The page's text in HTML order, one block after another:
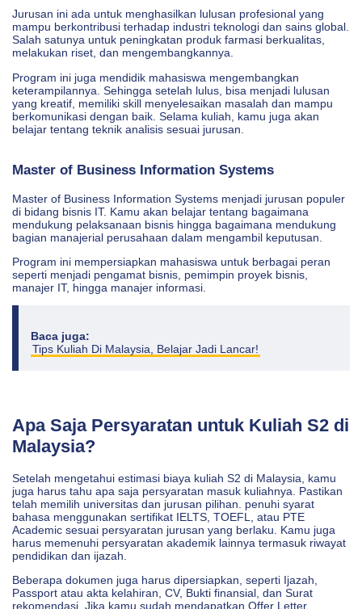
Jurusan ini ada untuk menghasilkan lulusan profesional yang
mampu berkontribusi terhadap industri teknologi dan sains global.
Salah satunya untuk peningkatan produk farmasi berkualitas,
melakukan riset, dan mengembangkannya.
Program ini juga mendidik mahasiswa mengembangkan
keterampilannya. Sehingga setelah lulus, bisa menjadi lulusan
yang kreatif, memiliki skill menyelesaikan masalah dan mampu
berkomunikasi dengan baik. Selama kuliah, kamu juga akan
belajar tentang teknik analisis sesuai jurusan.
Master of Business Information Systems
Master of Business Information Systems menjadi jurusan populer
di bidang bisnis IT. Kamu akan belajar tentang bagaimana
mendukung pelaksanaan bisnis hingga bagaimana mendukung
bagian manajerial perusahaan dalam mengambil keputusan.
Program ini mempersiapkan mahasiswa untuk berbagai peran
seperti menjadi pengamat bisnis, pemimpin proyek bisnis,
manajer IT, hingga manajer informasi.
Baca juga:
Tips Kuliah Di Malaysia, Belajar Jadi Lancar!
Apa Saja Persyaratan untuk Kuliah S2 di
Malaysia?
Setelah mengetahui estimasi biaya kuliah S2 di Malaysia, kamu
juga harus tahu apa saja persyaratan masuk kuliahnya. Pastikan
telah memilih universitas dan jurusan pilihan. penuhi syarat
bahasa menggunakan sertifikat IELTS, TOEFL, atau PTE
Academic sesuai persyaratan jurusan yang berlaku. Kamu juga
harus memenuhi persyaratan akademik lainnya termasuk riwayat
pendidikan dan ijazah.
Beberapa dokumen juga harus dipersiapkan, seperti Ijazah,
Passport atau akta kelahiran, CV, Bukti finansial, dan Surat
rekomendasi. Jika kamu sudah mendapatkan Offer Letter,